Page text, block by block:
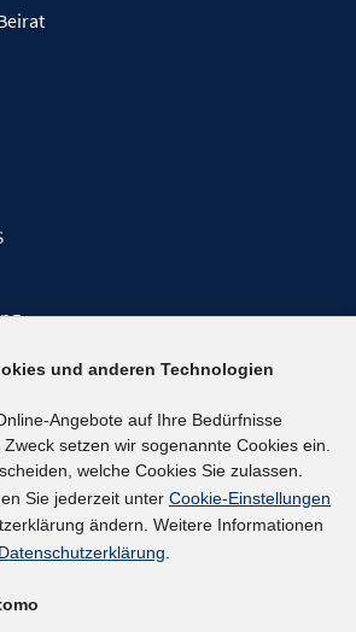
und anderen Technologien
Angebote auf Ihre Bedürfnisse
setzen wir sogenannte Cookies ein.
welche Cookies Sie zulassen.
Sie jederzeit unter Cookie-Einstellungen
ändern. Weitere Informationen
Datenschutzerklärung.